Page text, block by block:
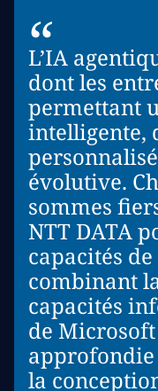
“
L’IA
dont les
permettant
intelligente,
évolutive.
sommes
NTT DATA
capacités
combinant
capacités
de
approfondie
la